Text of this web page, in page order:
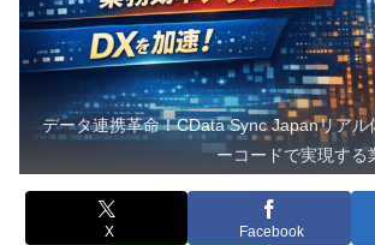
データ連携革命！CData Sync Japanリアル
ーコードで実現する
X Facebook